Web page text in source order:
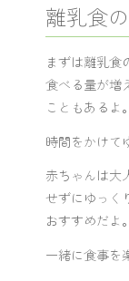
離乳食
まずは離乳食
食べる量が増
こともあるよ。
時間をかけて
赤ちゃんは大
せずにゆっく
おすすめだよ。
一緒に食事を